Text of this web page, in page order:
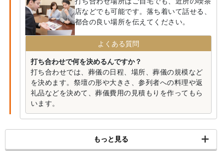
店などでも可能です。落ち着いて話せる、
都合の良い場所を伝えてください。
よくある質問
打ち合わせで何を決めるんですか？
打ち合わせでは、葬儀の日程、場所、葬儀の規模など
を決めます。祭壇の形や大きさ、参列者への料理や返
礼品などを決めて、葬儀費用の見積もりを作ってもら
います。
もっと見る